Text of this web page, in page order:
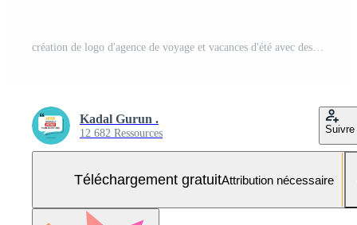
création de logo d'agence de voyage et vacances d'été avec des avions. le logo peut être destiné aux entreprises et aux agents de billets d'avion. Vecteur Gratuit et SVG Gratuit
Kadal Gurun .
12 682 Ressources Suivre
Téléchargement gratuitAttribution nécessaire